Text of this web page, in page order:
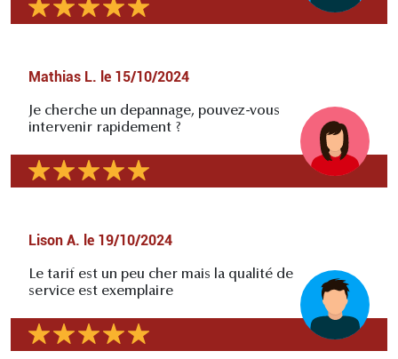
Mathias L. le 15/10/2024
Je cherche un depannage, pouvez-vous
intervenir rapidement ?
Lison A. le 19/10/2024
Le tarif est un peu cher mais la qualité de
service est exemplaire